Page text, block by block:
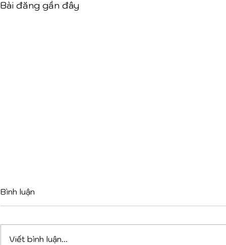
Bài đăng gần đây
Bình luận
Viết bình luận...